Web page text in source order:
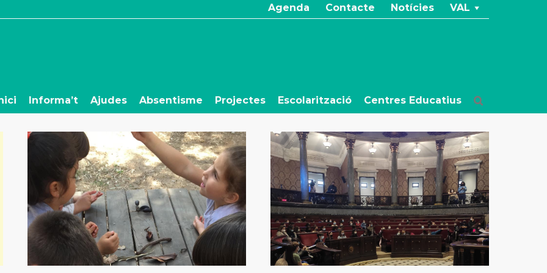
Agenda Contacte Notícies VAL
Informa’t Ajudes Absentisme Projectes Escolarització Centres Educatius